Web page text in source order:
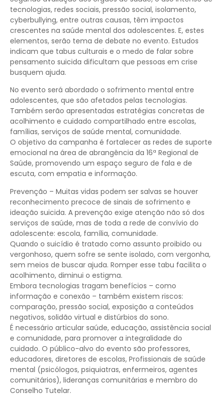
tecnologias, redes sociais, pressão social, isolamento,
cyberbullying, entre outras causas, têm impactos
crescentes na saúde mental dos adolescentes. E, estes
elementos, serão tema de debate no evento. Estudos
indicam que tabus culturais e o medo de falar sobre
pensamento suicida dificultam que pessoas em crise
busquem ajuda.
No evento será abordado o sofrimento mental entre
adolescentes, que são afetados pelas tecnologias.
Também serão apresentadas estratégias concretas de
acolhimento e cuidado compartilhado entre escolas,
famílias, serviços de saúde mental, comunidade.
O objetivo da campanha é fortalecer as redes de suporte
emocional na área de abrangência da 16ª Regional de
Saúde, promovendo um espaço seguro de fala e de
escuta, com empatia e informação.
Prevenção – Muitas vidas podem ser salvas se houver
reconhecimento precoce de sinais de sofrimento e
ideação suicida. A prevenção exige atenção não só dos
serviços de saúde, mas de toda a rede de convívio do
adolescente: escola, família, comunidade.
Quando o suicídio é tratado como assunto proibido ou
vergonhoso, quem sofre se sente isolado, com vergonha,
sem meios de buscar ajuda. Romper esse tabu facilita o
acolhimento, diminui o estigma.
Embora tecnologias tragam benefícios – como
informação e conexão – também existem riscos:
comparação, pressão social, exposição a conteúdos
negativos, solidão virtual e distúrbios do sono.
É necessário articular saúde, educação, assistência social
e comunidade, para promover a integralidade do
cuidado. O público-alvo do evento são professores,
educadores, diretores de escolas, Profissionais de saúde
mental (psicólogos, psiquiatras, enfermeiros, agentes
comunitários), lideranças comunitárias e membro do
Conselho Tutelar.